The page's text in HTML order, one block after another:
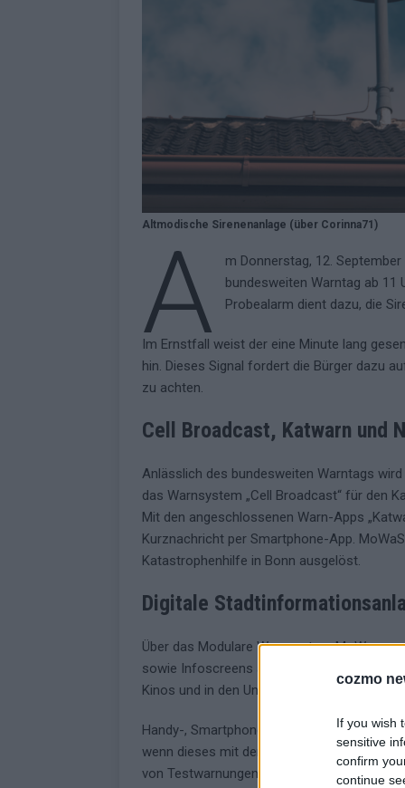
cozmo
If you wish
sensitive
confirm
continue
Altmodische Sirenenanlage (über Corinna71)
A
m Donnerstag, 12.
bundesweiten Warntag ab 11
Probealarm dient dazu, die
Im Ernstfall weist der eine Minute lang
hin. Dieses Signal fordert die Bürger dazu
zu achten.
Cell Broadcast, Katwarn und
Anlässlich des bundesweiten Warntags
das Warnsystem „Cell Broadcast“ für den
Mit den angeschlossenen Warn-Apps
Kurznachricht per Smartphone-App.
Katastrophenhilfe in Bonn ausgelöst.
Digitale
Über das Modulare Warnsystem MoWas
sowie Infoscreens an Bahnhöfen, in den U-
Kinos und in den Universitäten in die
Handy-, Smartphone- oder Tablet-Besitzer
wenn dieses mit dem Mobilfunknetz
von Testwarnungen beziehungsweise